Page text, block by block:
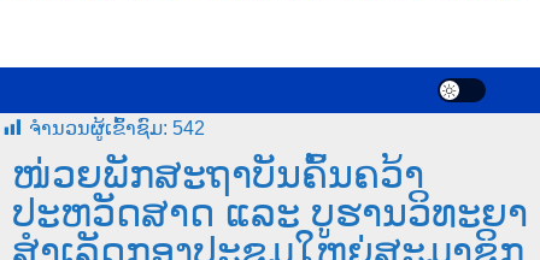
ຈໍານວນຜູ້ເຂົ້າຊົມ: 542
ໜ່ວຍພັກສະຖາບັນຄົ້ນຄວ້າ
ປະຫວັດສາດ ແລະ ບູຮານວິທະຍາ